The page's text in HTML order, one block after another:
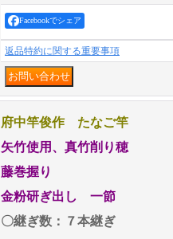
Facebookでシェア
返品特約に関する重要事項
府中竿俊作
たなご竿
矢竹使用、真竹削り穂
藤巻握り
金粉研ぎ出し 一節
〇継ぎ数：７本継ぎ